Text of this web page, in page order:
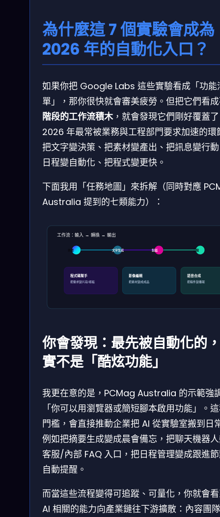
為什麼這 7 個實驗會成為
2026 年的自動化入口？
如果你把 Google Labs 這些實驗看成「功能
單」，那你很快就會審美疲勞。但把它們看成
階段的工作流積木，就會發現它們剛好覆蓋了
2026 年最常被業務與工程部門要求加速的環
把文字變決策、把素材變產出、把訊息變行
日程變自動化、把程式變更快。
下面我用「任務地圖」來拆解（同時對應
Australia 提到的七類能力）：
工作流：輸入 → 轉換 → 輸出
摘要 文字生成 對話 日程
程式碼幫手
把需求變片段/樣板
影像編輯
把素材變成成品
語音合成
把稿件變播報
你會發現：最先被自動化的
實不是「酷炫功能」
我更在意的是，PCMag Australia 的示範強
「你可以用瀏覽器或簡短腳本啟用功能」。
門檻，會直接推動企業把 AI 從實驗室搬到日
例如把摘要生成變成晨會備忘，把聊天機器
客服/內部 FAQ 入口，把日程管理變成跟進
自動提醒。
而當這些流程變得可追蹤、可量化，你就會
AI 相關的能力向產業鏈往下游擴散：內容團